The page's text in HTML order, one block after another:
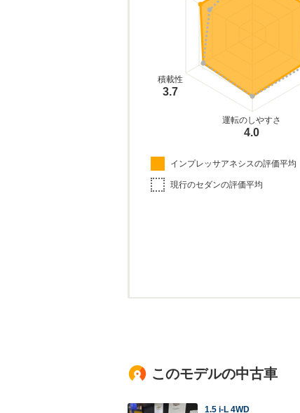
運転のしやすさ
4.0
積載性
3.7
インプレッサアネシスの評価平均
現行のセダンの評価平均
このモデルの中古車
1.5 i-L 4WD